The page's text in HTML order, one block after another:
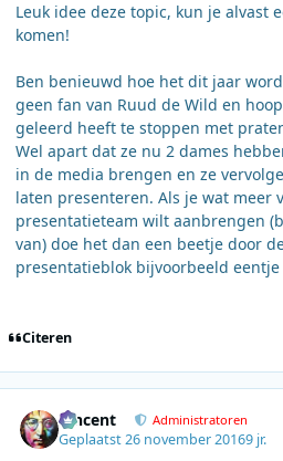
Leuk idee deze topic, kun je alvast
komen!
Ben benieuwd hoe het dit jaar
geen fan van Ruud de Wild en
geleerd heeft te stoppen met
Wel apart dat ze nu 2 dames
in de media brengen en ze
laten presenteren. Als je wat meer
presentatieteam wilt aanbrengen
van) doe het dan een beetje door
presentatieblok bijvoorbeeld
Citeren
Vincent Administratoren
Geplaatst26 november 20169 jr.